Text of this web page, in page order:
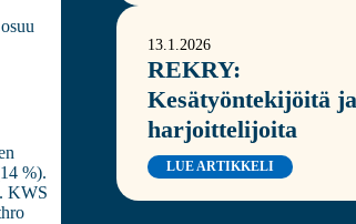
%).
KWS
13.1.2026
REKRY:
Kesätyöntekijöitä
harjoittelijoita
LUE ARTIKKELI